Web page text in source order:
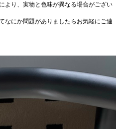
より、実物と色味が異なる場合がござい
なにか問題がありましたらお気軽にご連